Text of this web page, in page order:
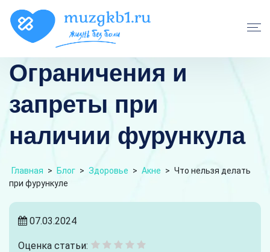
Ограничения и
запреты при
наличии фурункула
Главная > Блог > Здоровье > Акне > Что нельзя делать
при фурункуле
07.03.2024
Оценка статьи: